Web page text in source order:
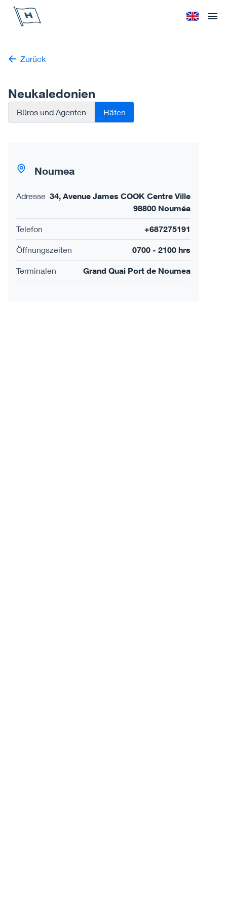
Höegh Autoliners
Sprache
Zurück
Neukaledonien
Büros und Agenten Häfen
Noumea
Adresse 34, Avenue James COOK Centre Ville
98800 Nouméa
Telefon +687275191
Öffnungszeiten 0700 - 2100 hrs
Terminalen Grand Quai Port de Noumea